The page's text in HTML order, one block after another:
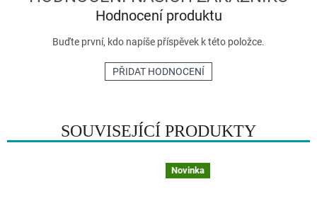
SOUVISEJÍCÍ PRODUKTY
Novinka
Hodnocení produktu
Buďte první, kdo napíše příspěvek k této položce.
PŘIDAT HODNOCENÍ